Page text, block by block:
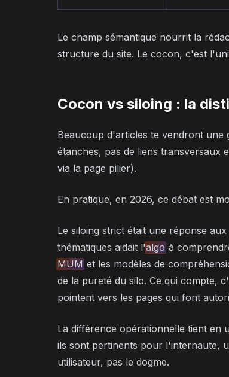
Le champ sémantique nourrit la
structure du site. Le cocon, c'est
Cocon vs siloing : la
Beaucoup d'articles te vendront une
étanches, pas de liens transversaux
via la page pilier).
En pratique, en 2026, ce débat est
Le siloing strict était une réponse
thématiques aidait l'algo à
MUM et les modèles de
de la pureté du silo. Ce qui compte,
pointent vers les pages qui font
La différence opérationnelle tient en
ils sont pertinents pour l'internaute,
utilisateur, pas le dogme.